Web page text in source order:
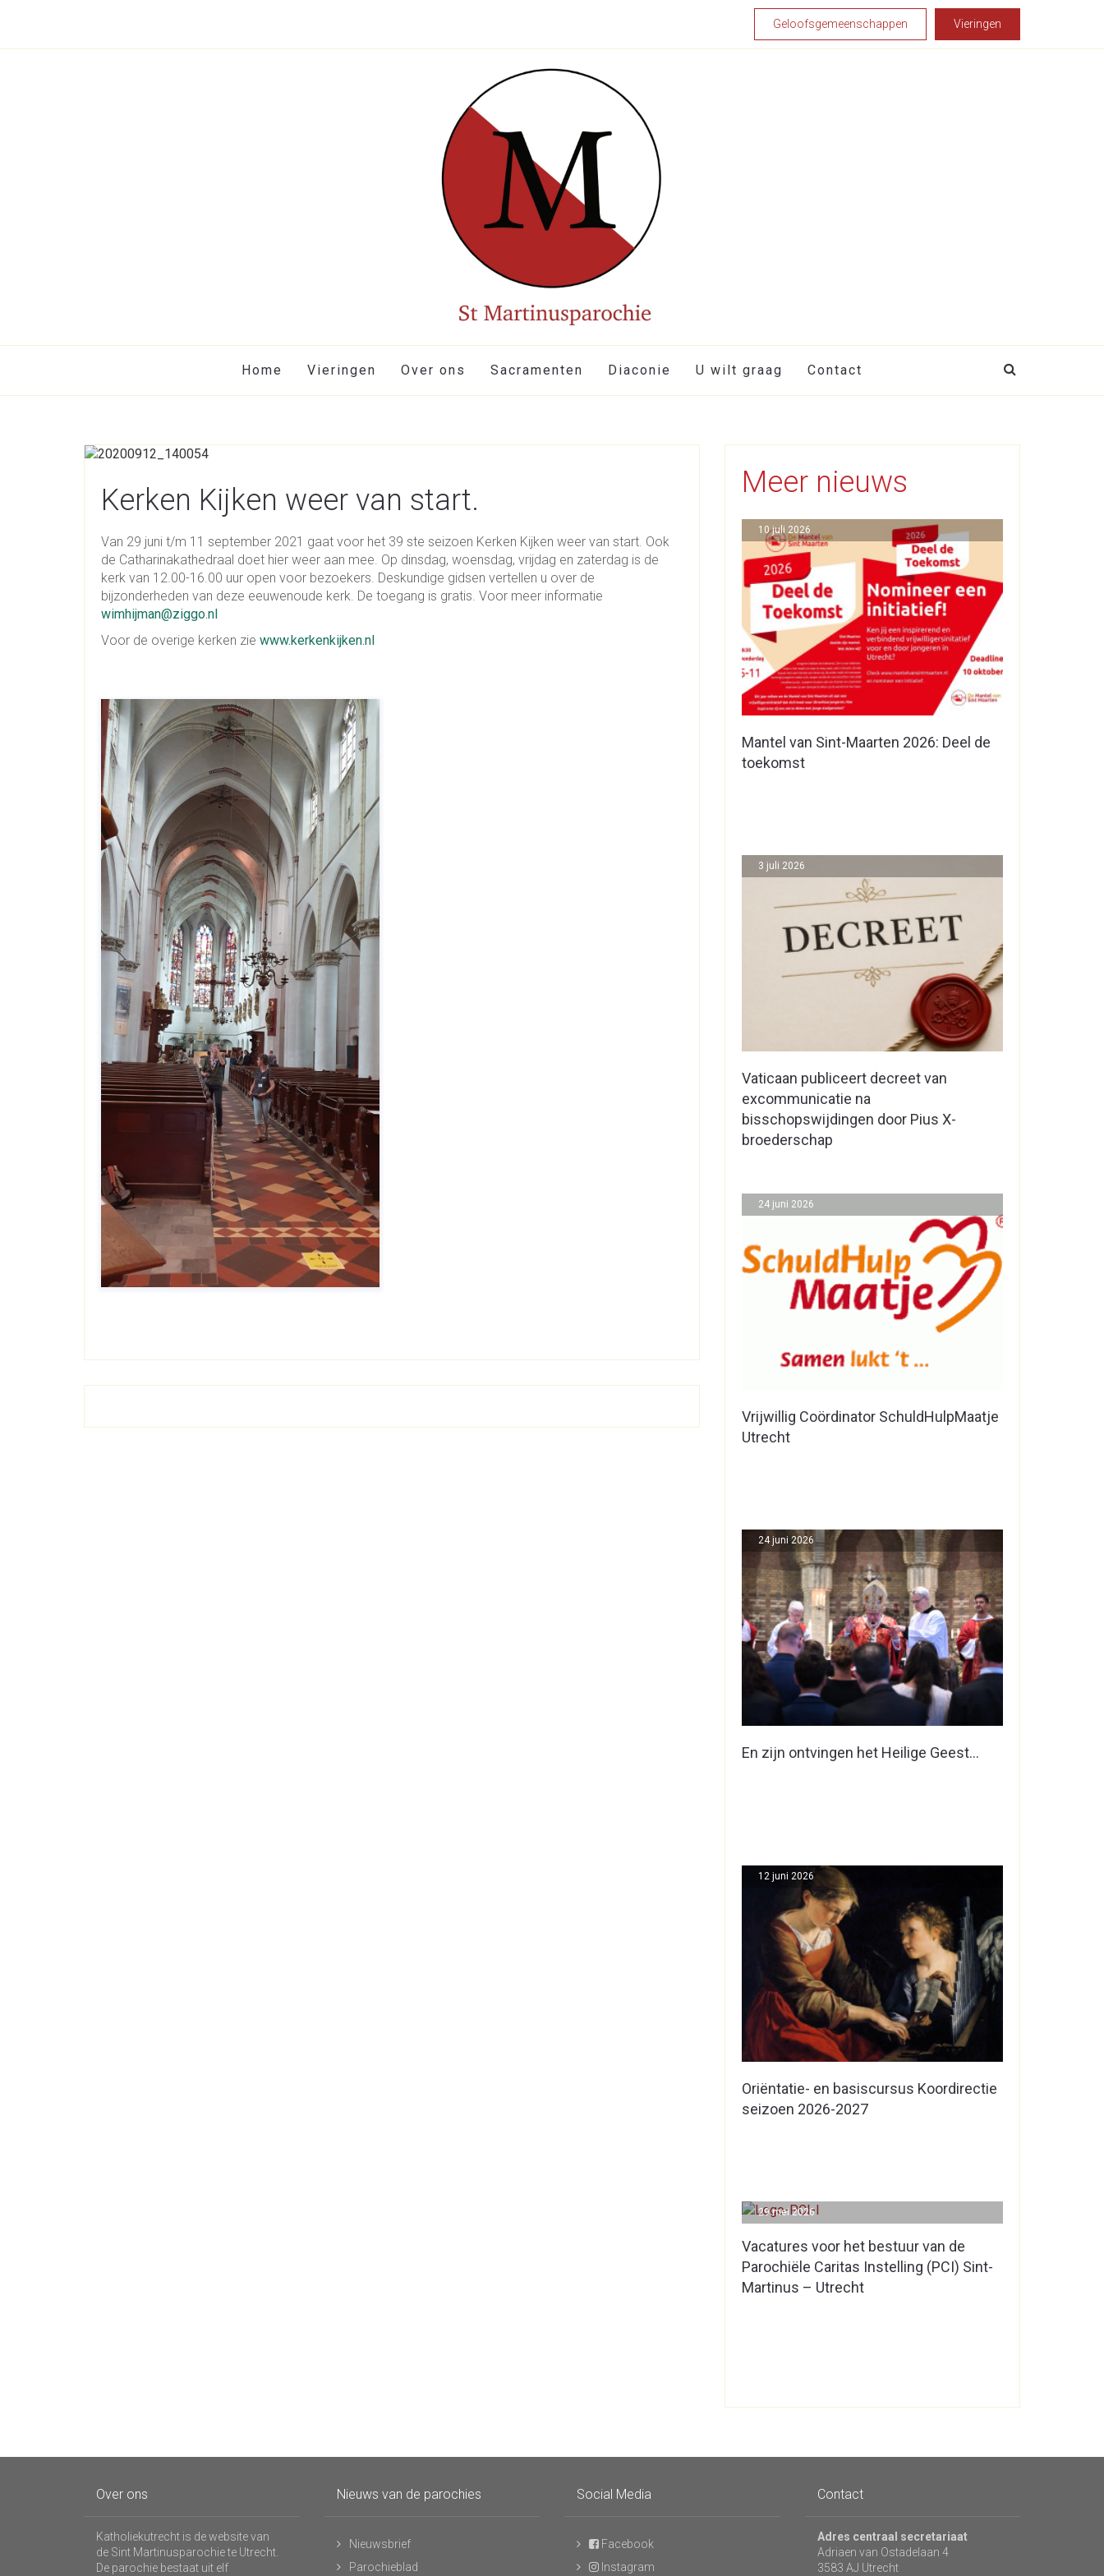
Geloofsgemeenschappen Vieringen
Home Vieringen Over ons Sacramenten Diaconie U wilt graag Contact
Kerken Kijken weer van start.
Van 29 juni t/m 11 september 2021 gaat voor het 39 ste seizoen Kerken Kijken weer van start. Ook
de Catharinakathedraal doet hier weer aan mee. Op dinsdag, woensdag, vrijdag en zaterdag is de
kerk van 12.00-16.00 uur open voor bezoekers. Deskundige gidsen vertellen u over de
bijzonderheden van deze eeuwenoude kerk. De toegang is gratis. Voor meer informatie
wimhijman@ziggo.nl
Voor de overige kerken zie www.kerkenkijken.nl
Meer nieuws
Mantel van Sint-Maarten 2026: Deel de
toekomst
10 juli 2026
Vaticaan publiceert decreet van
excommunicatie na
bisschopswijdingen door Pius X-
broederschap
3 juli 2026
Vrijwillig Coördinator SchuldHulpMaatje
Utrecht
24 juni 2026
En zijn ontvingen het Heilige Geest…
24 juni 2026
Oriëntatie- en basiscursus Koordirectie
seizoen 2026-2027
12 juni 2026
Vacatures voor het bestuur van de
Parochiële Caritas Instelling (PCI) Sint-
Martinus – Utrecht
29 mei 2026
Over ons
Katholiekutrecht is de website van
de Sint Martinusparochie te Utrecht.
De parochie bestaat uit elf
Nieuws van de parochies
Nieuwsbrief
Parochieblad
Social Media
Facebook
Instagram
Contact
Adres centraal secretariaat
Adriaen van Ostadelaan 4
3583 AJ Utrecht